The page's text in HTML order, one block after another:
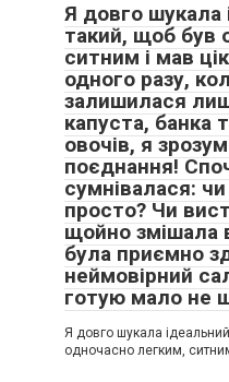
Я довго шукала
такий, щоб був
ситним і мав
одного разу,
залишилася
капуста, банка
овочів, я
поєднання!
сумнівалася:
просто? Чи
щойно змішала
була приємно
неймовірний
готую мало не
Я довго шукала
одночасно легким,